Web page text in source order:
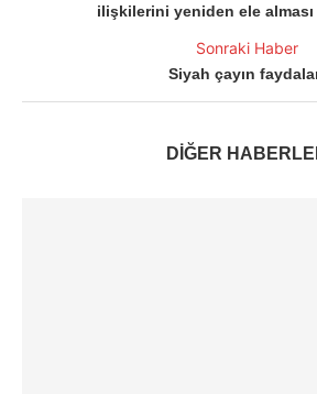
ilişkilerini yeniden ele
Sonraki Haber
Siyah çayın
DİĞER